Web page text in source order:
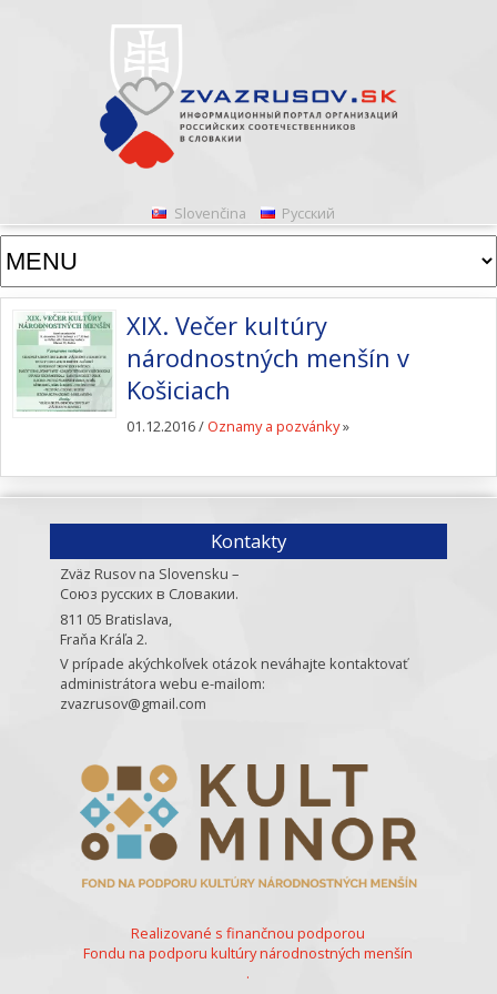
Slovenčina Русский
XIX. Večer kultúry
národnostných menšín v
Košiciach
01.12.2016 / Oznamy a pozvánky»
Kontakty
Zväz Rusov na Slovensku –
Союз русских в Словакии.
811 05 Bratislava,
Fraňa Kráľa 2.
V prípade akýchkoľvek otázok neváhajte kontaktovať
administrátora webu e-mailom:
zvazrusov@gmail.com
Realizované s finančnou podporou
Fondu na podporu kultúry národnostných menšín
.